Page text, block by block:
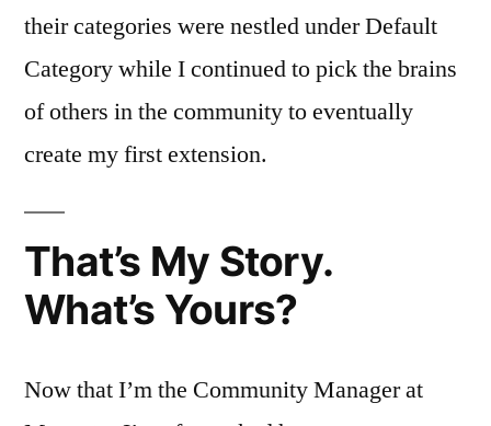
their categories were nestled under Default
Category while I continued to pick the brains
of others in the community to eventually
create my first extension.
That’s My Story.
What’s Yours?
Now that I’m the Community Manager at